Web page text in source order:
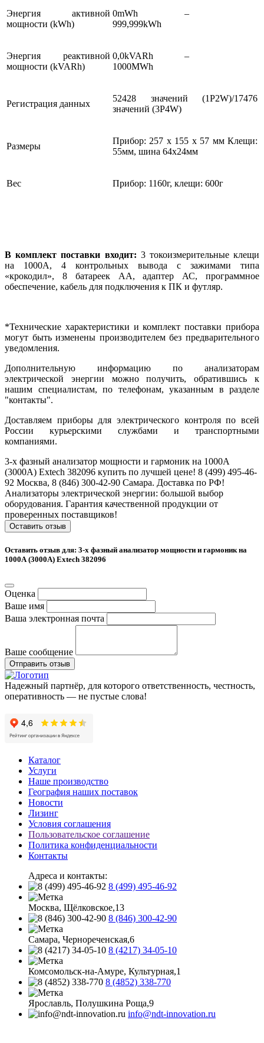
Энергия активной
мощности (kWh)
0mWh –
999,999kWh
Энергия реактивной
мощности (kVARh)
0,0kVARh –
1000MWh
Регистрация данных
52428 значений (1Р2W)/17476
значений (3P4W)
Размеры
Прибор: 257 x 155 x 57 мм Клещи:
55мм, шина 64х24мм
Вес Прибор: 1160г, клещи: 600г
В комплект поставки входит: 3 токоизмерительные клещи
на 1000А, 4 контрольных вывода с зажимами типа
«крокодил», 8 батареек АА, адаптер АС, программное
обеспечение, кабель для подключения к ПК и футляр.
*Технические характеристики и комплект поставки прибора
могут быть изменены производителем без предварительного
уведомления.
Дополнительную информацию по анализаторам
электрической энергии можно получить, обратившись к
нашим специалистам, по телефонам, указанным в разделе
"контакты".
Доставляем приборы для электрического контроля по всей
России курьерскими службами и транспортными
компаниями.
3-х фазный анализатор мощности и гармоник на 1000А
(3000A) Extech 382096 купить по лучшей цене! 8 (499) 495-46-
92 Москва, 8 (846) 300-42-90 Самара. Доставка по РФ!
Анализаторы электрической энергии: большой выбор
оборудования. Гарантия качественной продукции от
проверенных поставщиков!
Оставить отзыв
Оставить отзыв для: 3-х фазный анализатор мощности и гармоник на
1000А (3000A) Extech 382096
Оценка
Ваше имя
Ваша электронная почта
Ваше сообщение
Отправить отзыв
Надежный партнёр, для которого ответственность, честность,
оперативность — не пустые слова!
Каталог
Услуги
Наше производство
География наших поставок
Новости
Лизинг
Условия соглашения
Пользовательское соглашение
Политика конфиденциальности
Контакты
Адреса и контакты:
8 (499) 495-46-92
Москва, Щёлковское,13
8 (846) 300-42-90
Самара, Чернореченская,6
8 (4217) 34-05-10
Комсомольск-на-Амуре, Культурная,1
8 (4852) 338-770
Ярославль, Полушкина Роща,9
info@ndt-innovation.ru